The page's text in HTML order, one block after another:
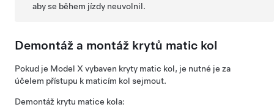
aby se během jízdy neuvolnil.
Demontáž a montáž krytů matic kol
Pokud je Model X vybaven kryty matic kol, je nutné je za
účelem přístupu k maticím kol sejmout.
Demontáž krytu matice kola: